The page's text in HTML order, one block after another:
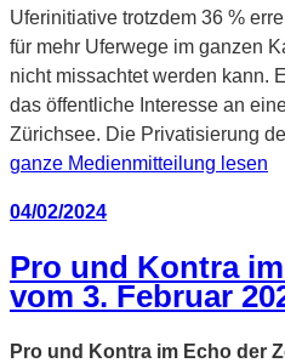
Uferinitiative trotzdem 36 %
für mehr Uferwege im ganzen
nicht missachtet werden kann.
das öffentliche Interesse an
Zürichsee. Die Privatisierung
ganze Medienmitteilung lesen
Veröffentlicht
04/02/2024
Pro und Kontra
vom 3. Februar
Pro und Kontra im Echo der